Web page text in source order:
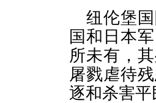
纽伦堡
国和日本
所未有，
屠戮虐待
逐和杀害